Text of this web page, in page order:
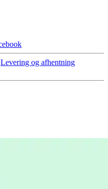
Levering og afhentning